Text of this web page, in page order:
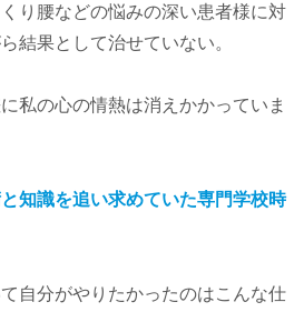
り腰などの悩みの深い患者様に対
結果として治せていない。
私の心の情熱は消えかかっていま
知識を追い求めていた専門学校時
自分がやりたかったのはこんな仕